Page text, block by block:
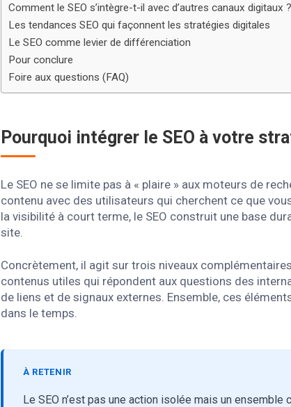
Comment le SEO s’intègre-t-il avec d’autres canaux digitaux ?
Les tendances SEO qui façonnent les stratégies digitales
Le SEO comme levier de différenciation
Pour conclure
Foire aux questions (FAQ)
Pourquoi intégrer le SEO à votre
Le SEO ne se limite pas à « plaire » aux moteurs de
contenu avec des utilisateurs qui cherchent ce que
la visibilité à court terme, le SEO construit une base
site.
Concrètement, il agit sur trois niveaux
contenus utiles qui répondent aux questions des
de liens et de signaux externes. Ensemble, ces
dans le temps.
À RETENIR
Le SEO n’est pas une action isolée mais un